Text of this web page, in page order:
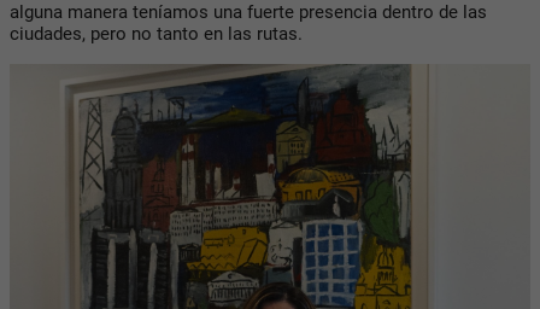
alguna manera teníamos una fuerte presencia dentro de las
ciudades, pero no tanto en las rutas.